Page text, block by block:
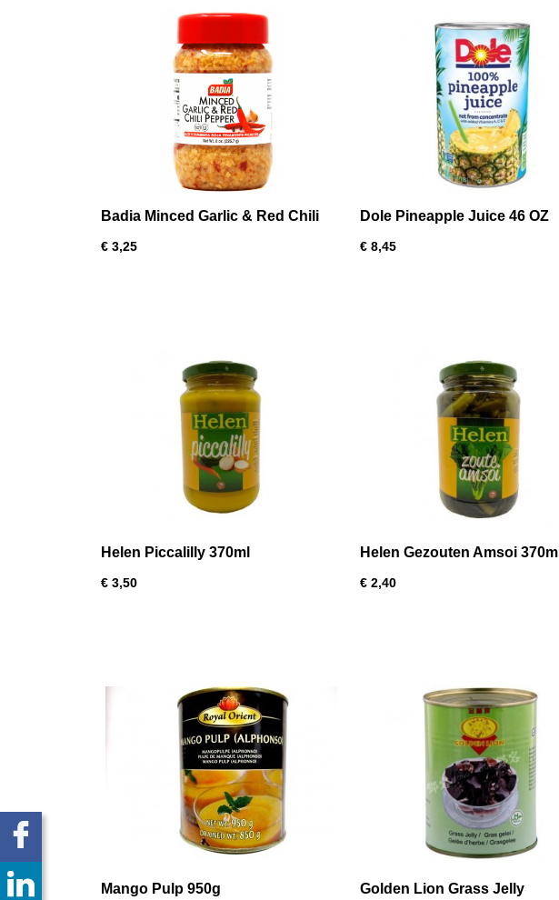
Badia Minced Garlic & Red Chili
€ 3,25
Dole Pineapple Juice 46 OZ
€ 8,45
Helen Piccalilly 370ml
€ 3,50
Helen Gezouten Amsoi 370ml
€ 2,40
Mango Pulp 950g Golden Lion Grass Jelly